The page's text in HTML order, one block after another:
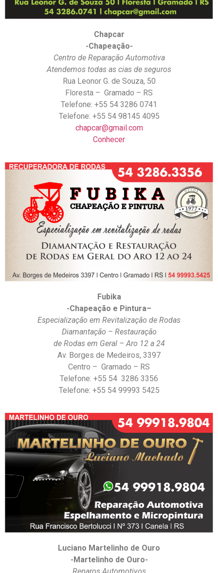
Chapcar
-Chapeação-
Centro de Reparação Automotiva
Atendemos todas as cias de seguros
Rua Leonor G. de Souza, 50
Floresta – Gramado – RS
Telefone: +55 54 3286 0741
Telefone: +55 54 98145 4095
chapcar@gmail.com
Conhecer
Fubika
-Chapeação e Pintura–
Especialização em Revitalização de Rodas
Diamantação – Restauração
de Rodas em Geral – Aro 12 a 24
Av. Borges de Medeiros, 3397
Centro – Gramado – RS
Telefone: +55 54 3286 3356
Telefone: +55 54 99993 5425
Luciano Martelinho de Ouro
-Martelinho de Ouro-